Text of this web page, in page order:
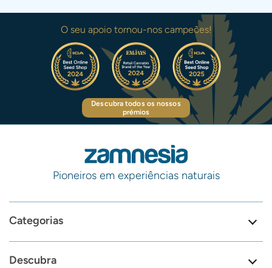
O seu apoio tornou-nos campeões!
Descubra todos os nossos
prémios
Pioneiros em experiências naturais
Categorias
Descubra